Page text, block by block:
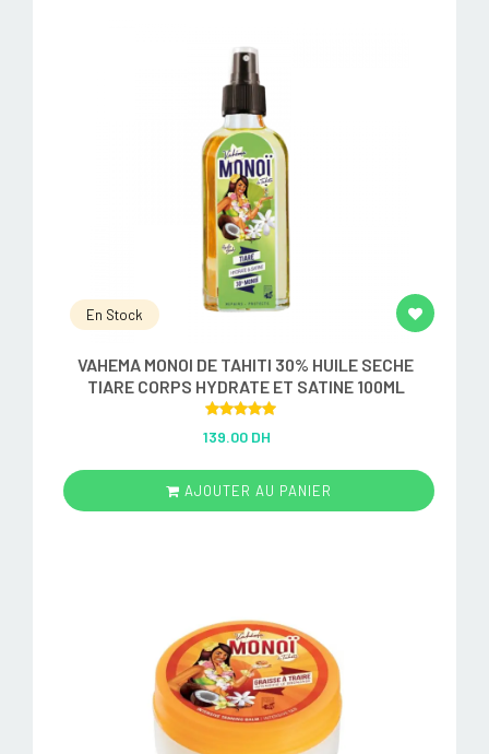
En Stock
VAHEMA MONOI DE TAHITI 30% HUILE SECHE
TIARE CORPS HYDRATE ET SATINE 100ML
out of 5
139.00 DH
AJOUTER AU PANIER